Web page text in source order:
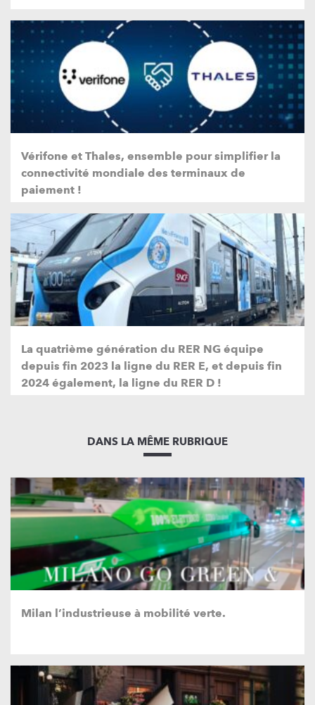
Vérifone et Thales, ensemble pour simplifier la
connectivité mondiale des terminaux de
paiement !
La quatrième génération du RER NG équipe
depuis fin 2023 la ligne du RER E, et depuis fin
2024 également, la ligne du RER D !
DANS LA MÊME RUBRIQUE
Milan l’industrieuse à mobilité verte.